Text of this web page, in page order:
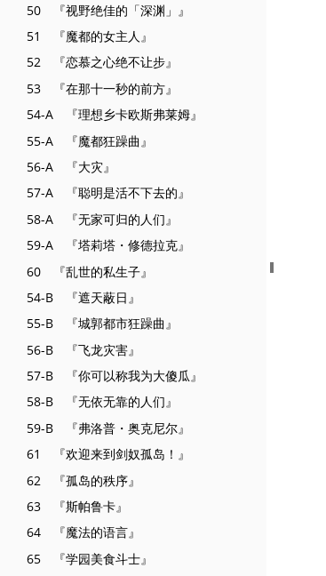
50 『视野绝佳的「深渊」』
51 『魔都的女主人』
52 『恋慕之心绝不让步』
53 『在那十一秒的前方』
54-A 『理想乡卡欧斯弗莱姆』
55-A 『魔都狂躁曲』
56-A 『大灾』
57-A 『聪明是活不下去的』
58-A 『无家可归的人们』
59-A 『塔莉塔・修德拉克』
60 『乱世的私生子』
54-B 『遮天蔽日』
55-B 『城郭都市狂躁曲』
56-B 『飞龙灾害』
57-B 『你可以称我为大傻瓜』
58-B 『无依无靠的人们』
59-B 『弗洛普・奥克尼尔』
61 『欢迎来到剑奴孤岛！』
62 『孤岛的秩序』
63 『斯帕鲁卡』
64 『魔法的语言』
65 『学园美食斗士』